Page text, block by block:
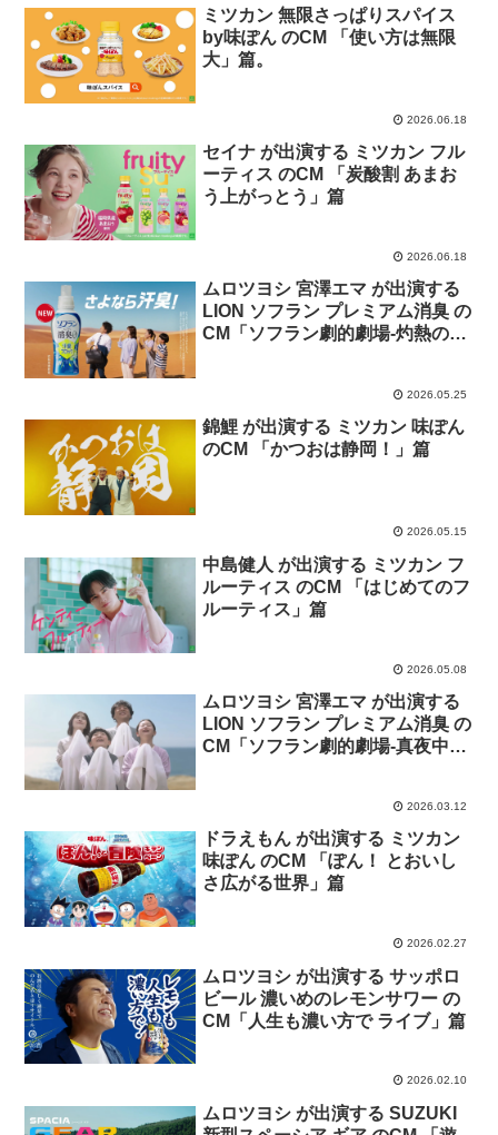
ミツカン 無限さっぱりスパイス
by味ぽん のCM 「使い方は無限
大」篇。
2026.06.18
セイナ が出演する ミツカン フル
ーティス のCM 「炭酸割 あまお
う上がっとう」篇
2026.06.18
ムロツヨシ 宮澤エマ が出演する
LION ソフラン プレミアム消臭 の
CM「ソフラン劇的劇場-灼熱の残
2026.05.25
錦鯉 が出演する ミツカン 味ぽん
のCM 「かつおは静岡！」篇
2026.05.15
中島健人 が出演する ミツカン フ
ルーティス のCM 「はじめてのフ
ルーティス」篇
2026.05.08
ムロツヨシ 宮澤エマ が出演する
LION ソフラン プレミアム消臭 の
CM「ソフラン劇的劇場-真夜中の
2026.03.12
ドラえもん が出演する ミツカン
味ぽん のCM 「ぽん！ とおいし
さ広がる世界」篇
2026.02.27
ムロツヨシ が出演する サッポロ
ビール 濃いめのレモンサワー の
CM「人生も濃い方で ライブ」篇
2026.02.10
ムロツヨシ が出演する SUZUKI